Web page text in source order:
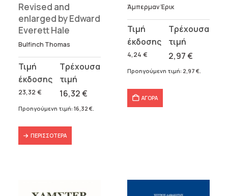
Revised and
enlarged by Edward
Everett Hale
Bulfinch Thomas
23,32 €
Original
price
was:
23,32 €.
16,32€
Η
τρέχουσα
τιμή
είναι:
Προηγούμενη τιμή: 16,32 €.
ΠΕΡΙΣΣΌΤΕΡΑ
Άμπερμαν Έρικ
4,24 €
Original
price
was:
4,24 €.
2,97€
Η
τρέχουσα
τιμή
είναι:
Προηγούμενη τιμή: 2,97 €.
ΑΓΟΡΑ